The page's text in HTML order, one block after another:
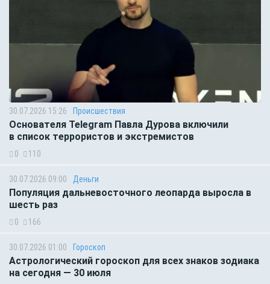
30.07.2026 15:26 Происшествия
Основателя Telegram Павла Дурова включили
в список террористов и экстремистов
0 110
30.07.2026 09:00 Деньги
Популяция дальневосточного леопарда выросла в
шесть раз
0 166
30.07.2026 01:00 Гороскоп
Астрологический гороскоп для всех знаков зодиака
на сегодня — 30 июля